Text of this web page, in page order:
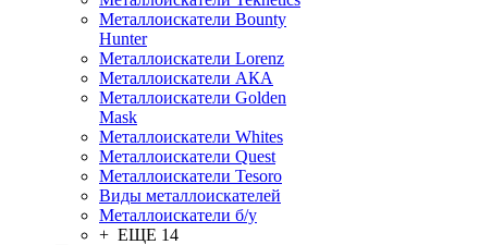
Металлоискатели Bounty
Hunter
Металлоискатели Lorenz
Металлоискатели АКА
Металлоискатели Golden
Mask
Металлоискатели Whites
Металлоискатели Quest
Металлоискатели Tesoro
Виды металлоискателей
Металлоискатели б/у
+ ЕЩЕ 14